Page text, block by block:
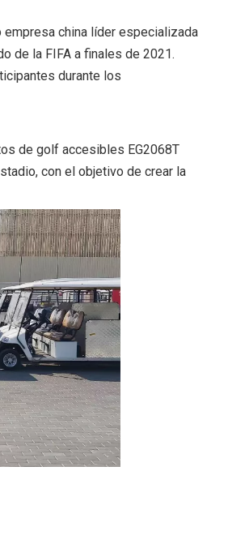
empresa china líder especializada
de la FIFA a finales de 2021.
durante los
de golf accesibles EG2068T
con el objetivo de crear la